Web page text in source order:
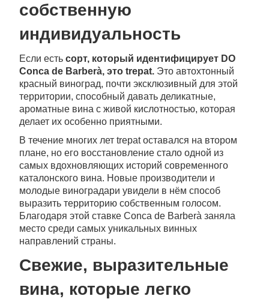
собственную
индивидуальность
Если есть сорт, который идентифицирует DO
Conca de Barberà, это trepat. Это автохтонный
красный виноград, почти эксклюзивный для этой
территории, способный давать деликатные,
ароматные вина с живой кислотностью, которая
делает их особенно приятными.
В течение многих лет trepat оставался на втором
плане, но его восстановление стало одной из
самых вдохновляющих историй современного
каталонского вина. Новые производители и
молодые виноградари увидели в нём способ
выразить территорию собственным голосом.
Благодаря этой ставке Conca de Barberà заняла
место среди самых уникальных винных
направлений страны.
Свежие, выразительные
вина, которые легко